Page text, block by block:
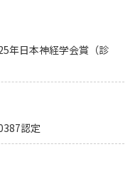
年日本神経学会賞（診
認定